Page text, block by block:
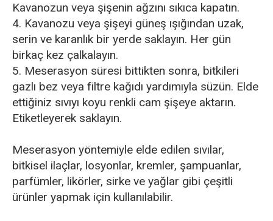
Kavanozun veya şişenin ağzını sıkıca kapatın.
4. Kavanozu veya şişeyi güneş ışığından uzak,
serin ve karanlık bir yerde saklayın. Her gün
birkaç kez çalkalayın.
5. Meserasyon süresi bittikten sonra, bitkileri
gazlı bez veya filtre kağıdı yardımıyla süzün. Elde
ettiğiniz sıvıyı koyu renkli cam şişeye aktarın.
Etiketleyerek saklayın.
Meserasyon yöntemiyle elde edilen sıvılar,
bitkisel ilaçlar, losyonlar, kremler, şampuanlar,
parfümler, likörler, sirke ve yağlar gibi çeşitli
ürünler yapmak için kullanılabilir.